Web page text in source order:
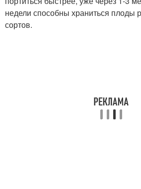
недели способны храниться плоды
сортов.